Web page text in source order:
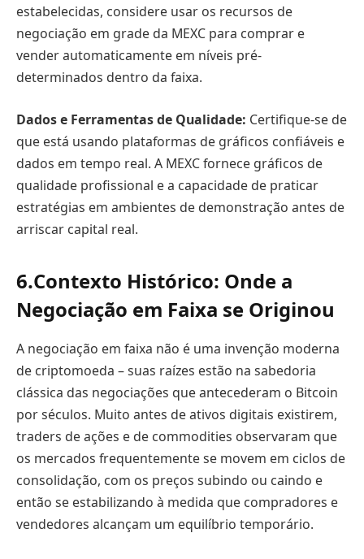
estabelecidas, considere usar os recursos de
negociação em grade da MEXC para comprar e
vender automaticamente em níveis pré-
determinados dentro da faixa.
Dados e Ferramentas de Qualidade: Certifique-se de
que está usando plataformas de gráficos confiáveis e
dados em tempo real. A MEXC fornece gráficos de
qualidade profissional e a capacidade de praticar
estratégias em ambientes de demonstração antes de
arriscar capital real.
6.Contexto Histórico: Onde a
Negociação em Faixa se Originou
A negociação em faixa não é uma invenção moderna
de criptomoeda – suas raízes estão na sabedoria
clássica das negociações que antecederam o Bitcoin
por séculos. Muito antes de ativos digitais existirem,
traders de ações e de commodities observaram que
os mercados frequentemente se movem em ciclos de
consolidação, com os preços subindo ou caindo e
então se estabilizando à medida que compradores e
vendedores alcançam um equilíbrio temporário.